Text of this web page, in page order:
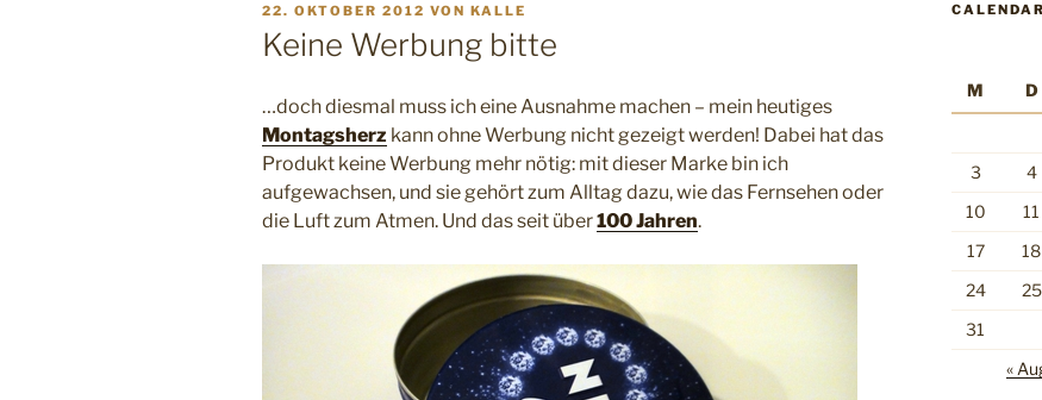
VERÖFFENTLICHT
AM
22. OKTOBER 2012 VON KALLE
Keine Werbung bitte
…doch diesmal muss ich eine Ausnahme machen – mein heutiges
Montagsherz kann ohne Werbung nicht gezeigt werden! Dabei hat das
Produkt keine Werbung mehr nötig: mit dieser Marke bin ich
aufgewachsen, und sie gehört zum Alltag dazu, wie das Fernsehen oder
die Luft zum Atmen. Und das seit über100 Jahren.
CALENDAR
M
D
3
4
10
11
17
18
24
25
31
«